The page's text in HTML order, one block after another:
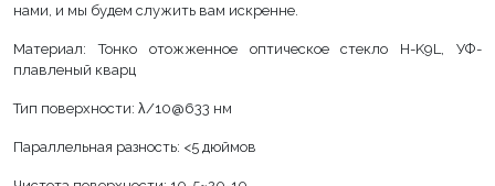
нами, и мы будем служить вам искренне.
Материал: Тонко отожженное оптическое стекло H-K9L, УФ-
плавленый кварц
Тип поверхности: λ/10@633 нм
Параллельная разность: <5 дюймов